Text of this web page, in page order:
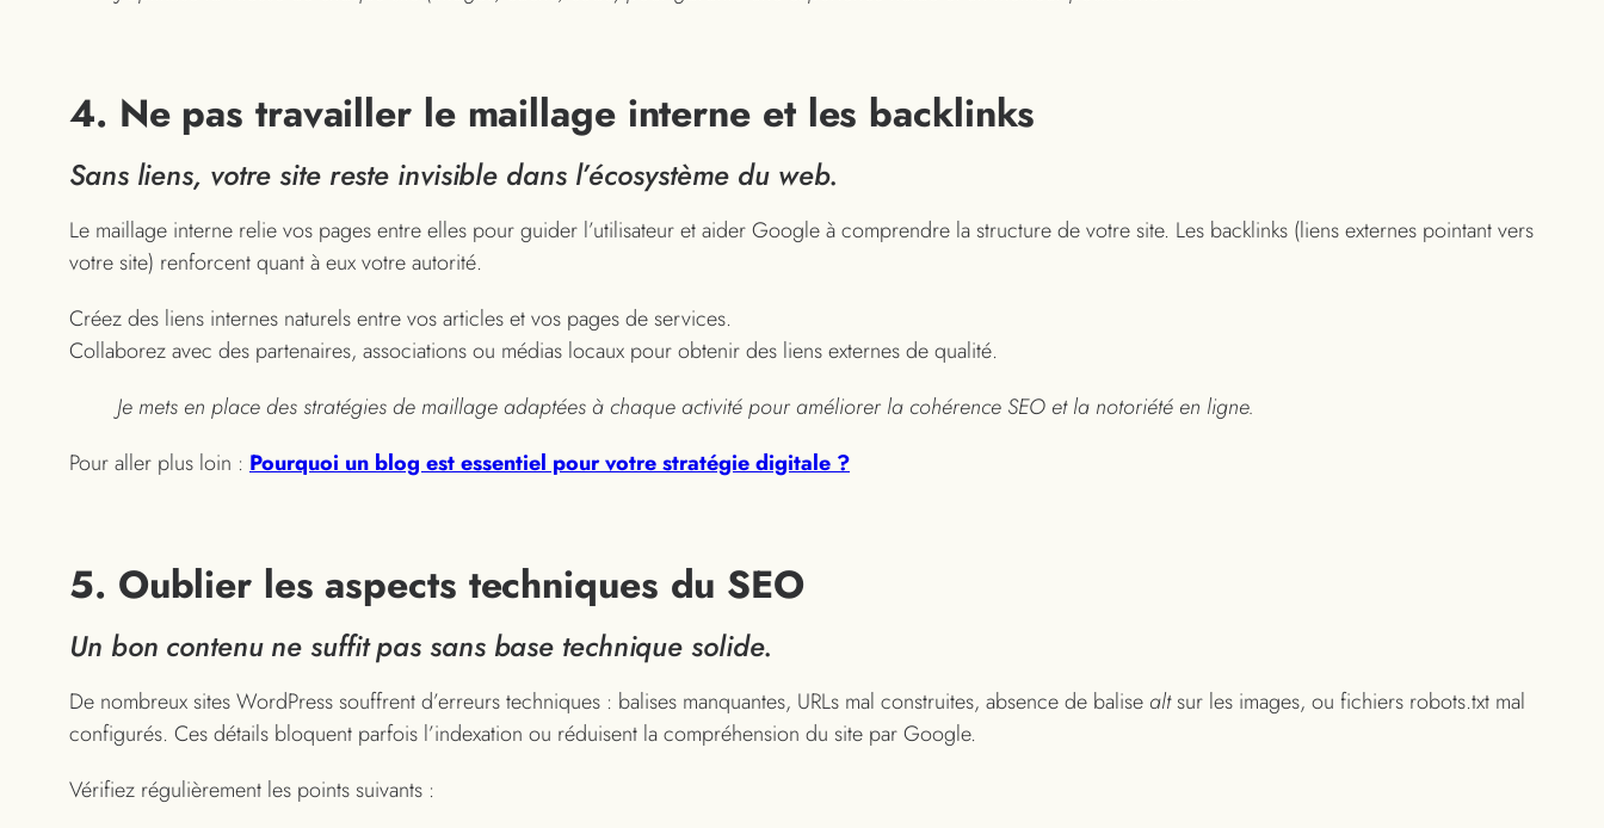
4. Ne pas travailler le maillage interne et les backlinks
Sans liens, votre site reste invisible dans l’écosystème du web.
Le maillage interne relie vos pages entre elles pour guider l’utilisateur et aider Google à comprendre la structure de votre site. Les backlinks (liens externes pointant vers
votre site) renforcent quant à eux votre autorité.
Créez des liens internes naturels entre vos articles et vos pages de services.
Collaborez avec des partenaires, associations ou médias locaux pour obtenir des liens externes de qualité.
Je mets en place des stratégies de maillage adaptées à chaque activité pour améliorer la cohérence SEO et la notoriété en ligne.
Pour aller plus loin : Pourquoi un blog est essentiel pour votre stratégie digitale ?
5. Oublier les aspects techniques du SEO
Un bon contenu ne suffit pas sans base technique solide.
De nombreux sites WordPress souffrent d’erreurs techniques : balises manquantes, URLs mal construites, absence de balisealtsur les images, ou fichiers robots.txt mal
configurés. Ces détails bloquent parfois l’indexation ou réduisent la compréhension du site par Google.
Vérifiez régulièrement les points suivants :